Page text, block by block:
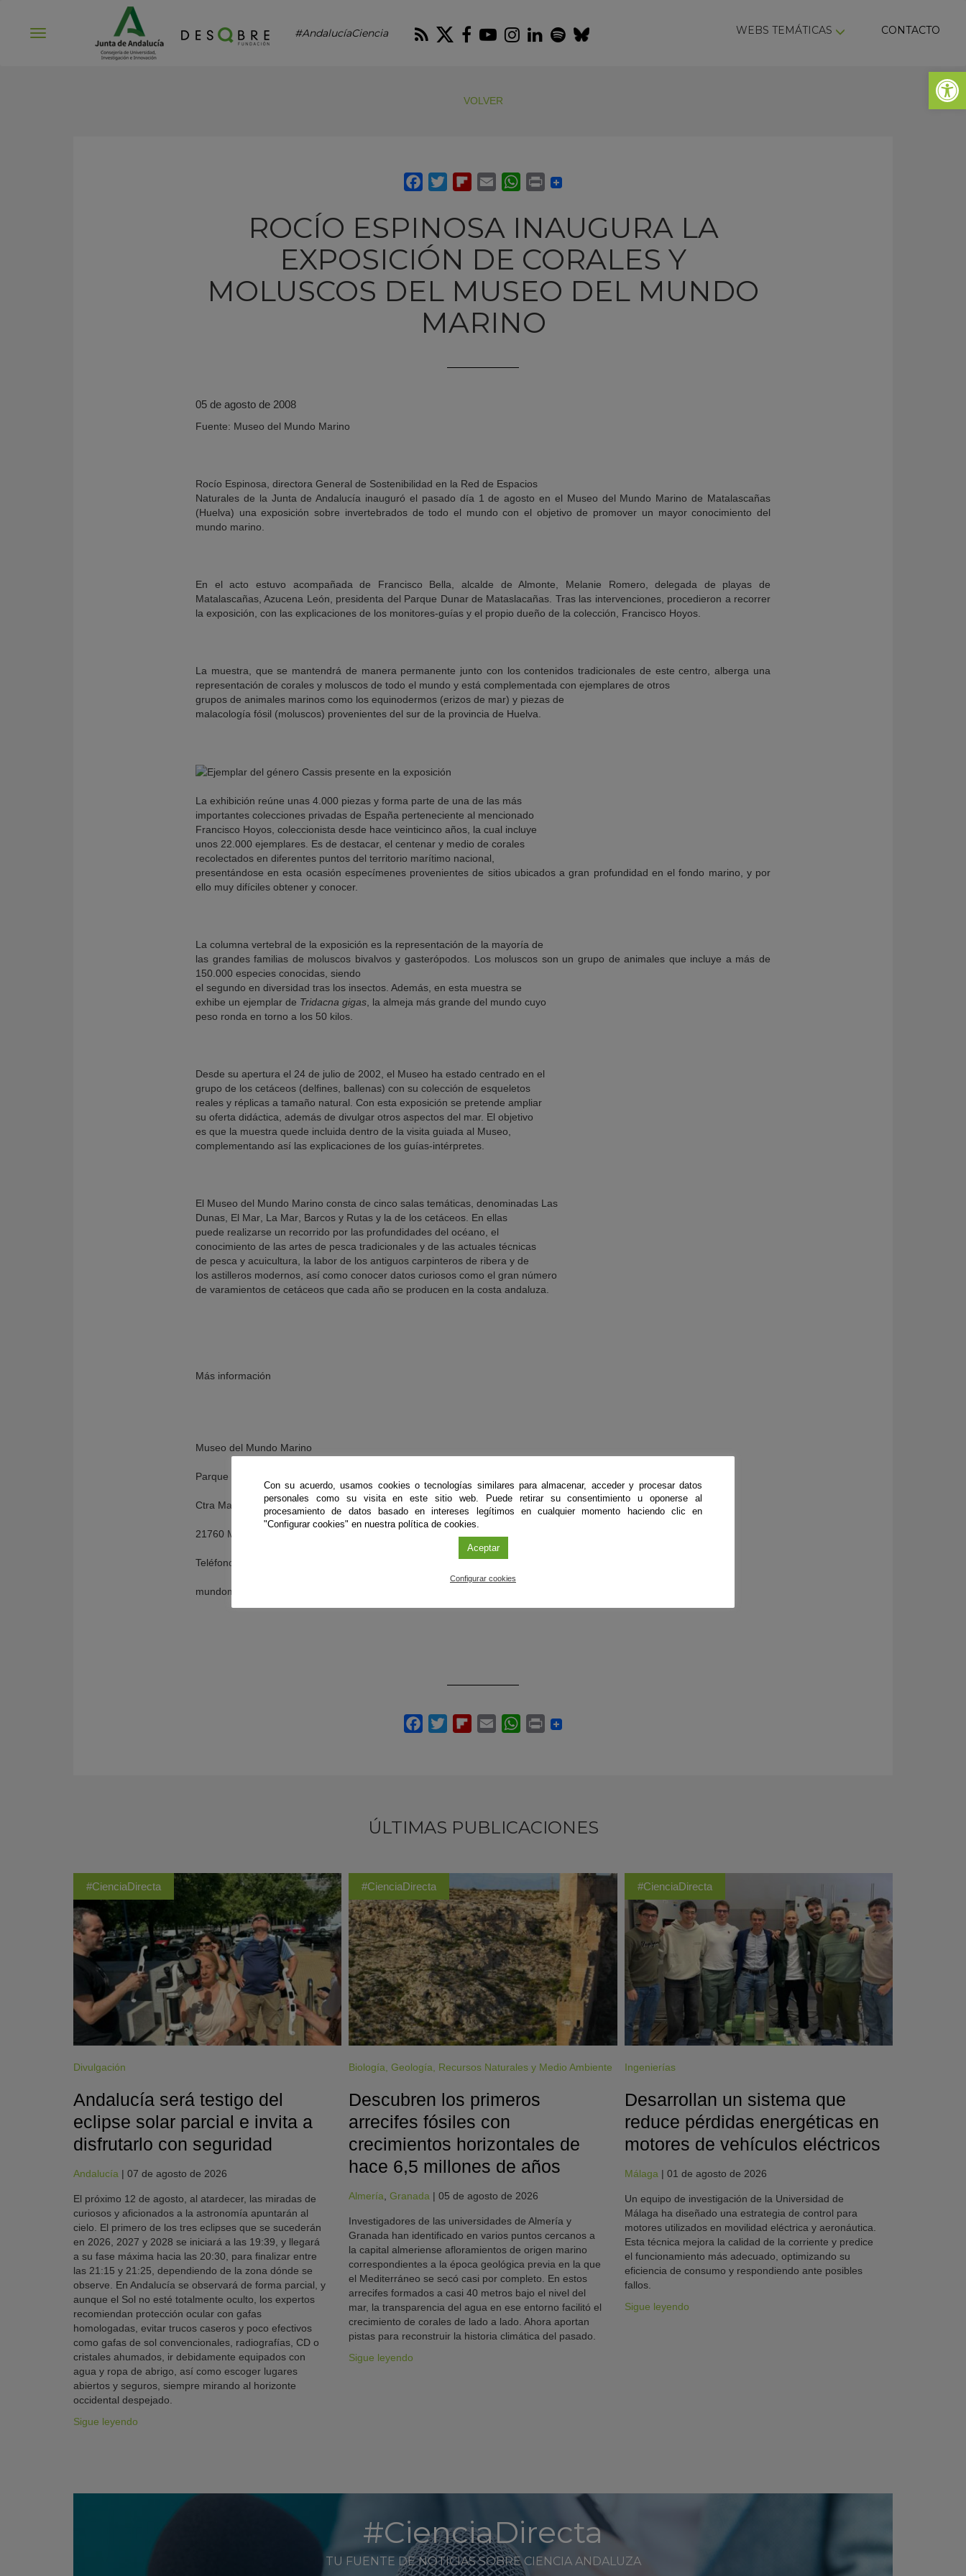
Abrir
#AndalucíaCiencia RSS Twitter
Facebook
Youtube
Instagram
LinkedIn
Spotify
Bluesky WEBS TEMÁTICAS CONTACTO
VOLVER
ROCÍO ESPINOSA INAUGURA LA
EXPOSICIÓN DE CORALES Y
MOLUSCOS DEL MUSEO DEL MUNDO
MARINO
05 de agosto de 2008
Fuente: Museo del Mundo Marino
Rocío Espinosa, directora General de Sostenibilidad en la Red de Espacios
Naturales de la Junta de Andalucía inauguró el pasado día 1 de agosto en el Museo del Mundo Marino de Matalascañas
(Huelva) una exposición sobre invertebrados de todo el mundo con el objetivo de promover un mayor conocimiento del
mundo marino.
En el acto estuvo acompañada de Francisco Bella, alcalde de Almonte, Melanie Romero, delegada de playas de
Matalascañas, Azucena León, presidenta del Parque Dunar de Mataslacañas. Tras las intervenciones, procedieron a recorrer
la exposición, con las explicaciones de los monitores-guías y el propio dueño de la colección, Francisco Hoyos.
La muestra, que se mantendrá de manera permanente junto con los contenidos tradicionales de este centro, alberga una
representación de corales y moluscos de todo el mundo y está complementada con ejemplares de otros
grupos de animales marinos como los equinodermos (erizos de mar) y piezas de
malacología fósil (moluscos) provenientes del sur de la provincia de Huelva.
La exhibición reúne unas 4.000 piezas y forma parte de una de las más
importantes colecciones privadas de España perteneciente al mencionado
Francisco Hoyos, coleccionista desde hace veinticinco años, la cual incluye
unos 22.000 ejemplares. Es de destacar, el centenar y medio de corales
recolectados en diferentes puntos del territorio marítimo nacional,
presentándose en esta ocasión especímenes provenientes de sitios ubicados a gran profundidad en el fondo marino, y por
ello muy difíciles obtener y conocer.
La columna vertebral de la exposición es la representación de la mayoría de
las grandes familias de moluscos bivalvos y gasterópodos. Los moluscos son un grupo de animales que incluye a más de
150.000 especies conocidas, siendo
el segundo en diversidad tras los insectos. Además, en esta muestra se
exhibe un ejemplar de Tridacna gigas, la almeja más grande del mundo cuyo
peso ronda en torno a los 50 kilos.
Desde su apertura el 24 de julio de 2002, el Museo ha estado centrado en el
grupo de los cetáceos (delfines, ballenas) con su colección de esqueletos
reales y réplicas a tamaño natural. Con esta exposición se pretende ampliar
su oferta didáctica, además de divulgar otros aspectos del mar. El objetivo
es que la muestra quede incluida dentro de la visita guiada al Museo,
complementando así las explicaciones de los guías-intérpretes.
El Museo del Mundo Marino consta de cinco salas temáticas, denominadas Las
Dunas, El Mar, La Mar, Barcos y Rutas y la de los cetáceos. En ellas
puede realizarse un recorrido por las profundidades del océano, el
conocimiento de las artes de pesca tradicionales y de las actuales técnicas
de pesca y acuicultura, la labor de los antiguos carpinteros de ribera y de
los astilleros modernos, así como conocer datos curiosos como el gran número
de varamientos de cetáceos que cada año se producen en la costa andaluza.
Más información
Museo del Mundo Marino
Parque Dunar
Ctra Mazagón- Matalascañas KM 0,5
21760 Matalascañas (Huelva)
Teléfono 959 488 409
mundomarino@museomundomarino.es
ÚLTIMAS PUBLICACIONES
#CienciaDirecta
Divulgación
Andalucía será testigo del
eclipse solar parcial e invita a
disfrutarlo con seguridad
Andalucía | 07 de agosto de 2026
El próximo 12 de agosto, al atardecer, las miradas de
curiosos y aficionados a la astronomía apuntarán al
cielo. El primero de los tres eclipses que se sucederán
en 2026, 2027 y 2028 se iniciará a las 19:39, y llegará
a su fase máxima hacia las 20:30, para finalizar entre
las 21:15 y 21:25, dependiendo de la zona dónde se
observe. En Andalucía se observará de forma parcial, y
aunque el Sol no esté totalmente oculto, los expertos
recomiendan protección ocular con gafas
homologadas, evitar trucos caseros y poco efectivos
como gafas de sol convencionales, radiografías, CD o
cristales ahumados, ir debidamente equipados con
agua y ropa de abrigo, así como escoger lugares
abiertos y seguros, siempre mirando al horizonte
occidental despejado.
Sigue leyendo
#CienciaDirecta
Biología,Geología, Recursos Naturales y Medio Ambiente
Descubren los primeros
arrecifes fósiles con
crecimientos horizontales de
hace 6,5 millones de años
Almería,Granada |05 de agosto de 2026
Investigadores de las universidades de Almería y
Granada han identificado en varios puntos cercanos a
la capital almeriense afloramientos de origen marino
correspondientes a la época geológica previa en la que
el Mediterráneo se secó casi por completo. En estos
arrecifes formados a casi 40 metros bajo el nivel del
mar, la transparencia del agua en ese entorno facilitó el
crecimiento de corales de lado a lado. Ahora aportan
pistas para reconstruir la historia climática del pasado.
Sigue leyendo
#CienciaDirecta
Ingenierías
Desarrollan un sistema que
reduce pérdidas energéticas en
motores de vehículos eléctricos
Málaga| 01 de agosto de 2026
Un equipo de investigación de la Universidad de
Málaga ha diseñado una estrategia de control para
motores utilizados en movilidad eléctrica y aeronáutica.
Esta técnica mejora la calidad de la corriente y predice
el funcionamiento más adecuado, optimizando su
eficiencia de consumo y respondiendo ante posibles
fallos.
Sigue leyendo
#CienciaDirecta
TU FUENTE DE NOTICIAS SOBRE CIENCIA ANDALUZA
Con su acuerdo, usamos cookies o tecnologías similares para almacenar, acceder y procesar datos
personales como su visita en este sitio web. Puede retirar su consentimiento u oponerse al
procesamiento de datos basado en intereses legítimos en cualquier momento haciendo clic en
"Configurar cookies" en nuestra política de cookies.
Aceptar
Configurar cookies